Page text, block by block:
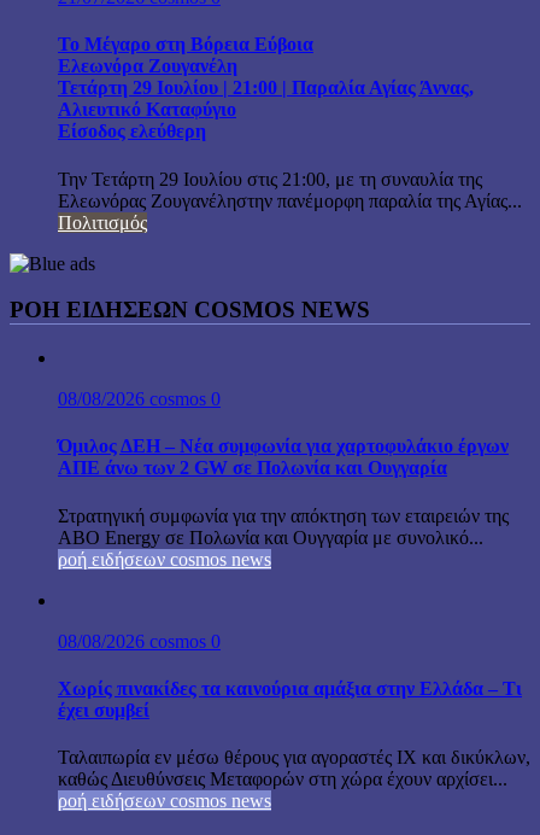
Το Μέγαρο στη Βόρεια Εύβοια
Ελεωνόρα Ζουγανέλη
Τετάρτη 29 Ιουλίου | 21:00 | Παραλία Αγίας Άννας,
Αλιευτικό Καταφύγιο
Είσοδος ελεύθερη
Την Τετάρτη 29 Ιουλίου στις 21:00, με τη συναυλία της
Ελεωνόρας Ζουγανέληστην πανέμορφη παραλία της Αγίας...
Πολιτισμός
ΡΟΗ ΕΙΔΗΣΕΩΝ COSMOS NEWS
08/08/2026 cosmos 0
Όμιλος ΔΕΗ – Νέα συμφωνία για χαρτοφυλάκιο έργων
ΑΠΕ άνω των 2 GW σε Πολωνία και Ουγγαρία
Στρατηγική συμφωνία για την απόκτηση των εταιρειών της
ABO Energy σε Πολωνία και Ουγγαρία με συνολικό...
ροή ειδήσεων cosmos news
08/08/2026 cosmos 0
Χωρίς πινακίδες τα καινούρια αμάξια στην Ελλάδα – Τι
έχει συμβεί
Ταλαιπωρία εν μέσω θέρους για αγοραστές ΙΧ και δικύκλων,
καθώς Διευθύνσεις Μεταφορών στη χώρα έχουν αρχίσει...
ροή ειδήσεων cosmos news